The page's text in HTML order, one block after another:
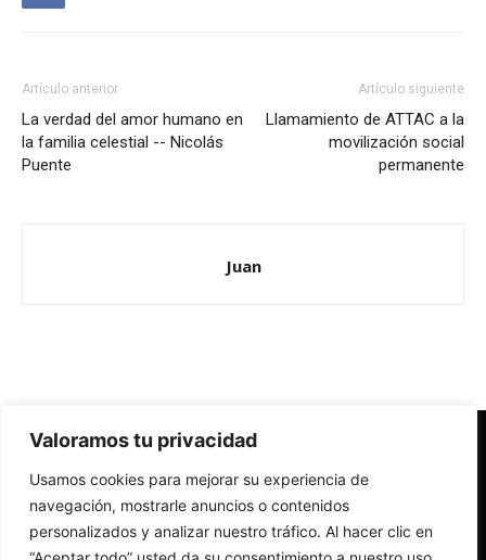
Valoramos tu privacidad
Usamos cookies para mejorar su experiencia de
navegación, mostrarle anuncios o contenidos
personalizados y analizar nuestro tráfico. Al hacer clic en
Artículo anterior
La verdad del amor humano en
la familia celestial -- Nicolás
Puente
Artículo siguiente
Llamamiento de ATTAC a la
movilización social
permanente
Juan
Redes Cristianas
Una mirada alternativa sobre la Iglesia católica y la sociedad
- Colectivos de Redes Cristianas